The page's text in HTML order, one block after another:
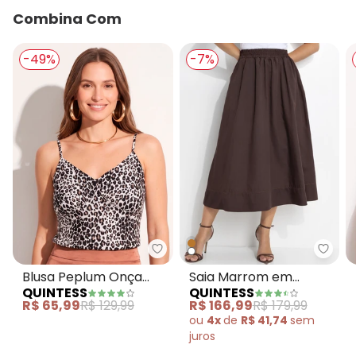
Combina Com
-49%
Quintess - Blusa Peplum Onça
Blusa Peplum Onça
Preta em Viscose
Plana
QUINTESS
R$ 65,99R$ 129,99
-7%
Saia Marrom em
Tricoline
QUINTESS
R$ 166,99R$ 179,99
ou 4xde R$ 41,74 sem
juros